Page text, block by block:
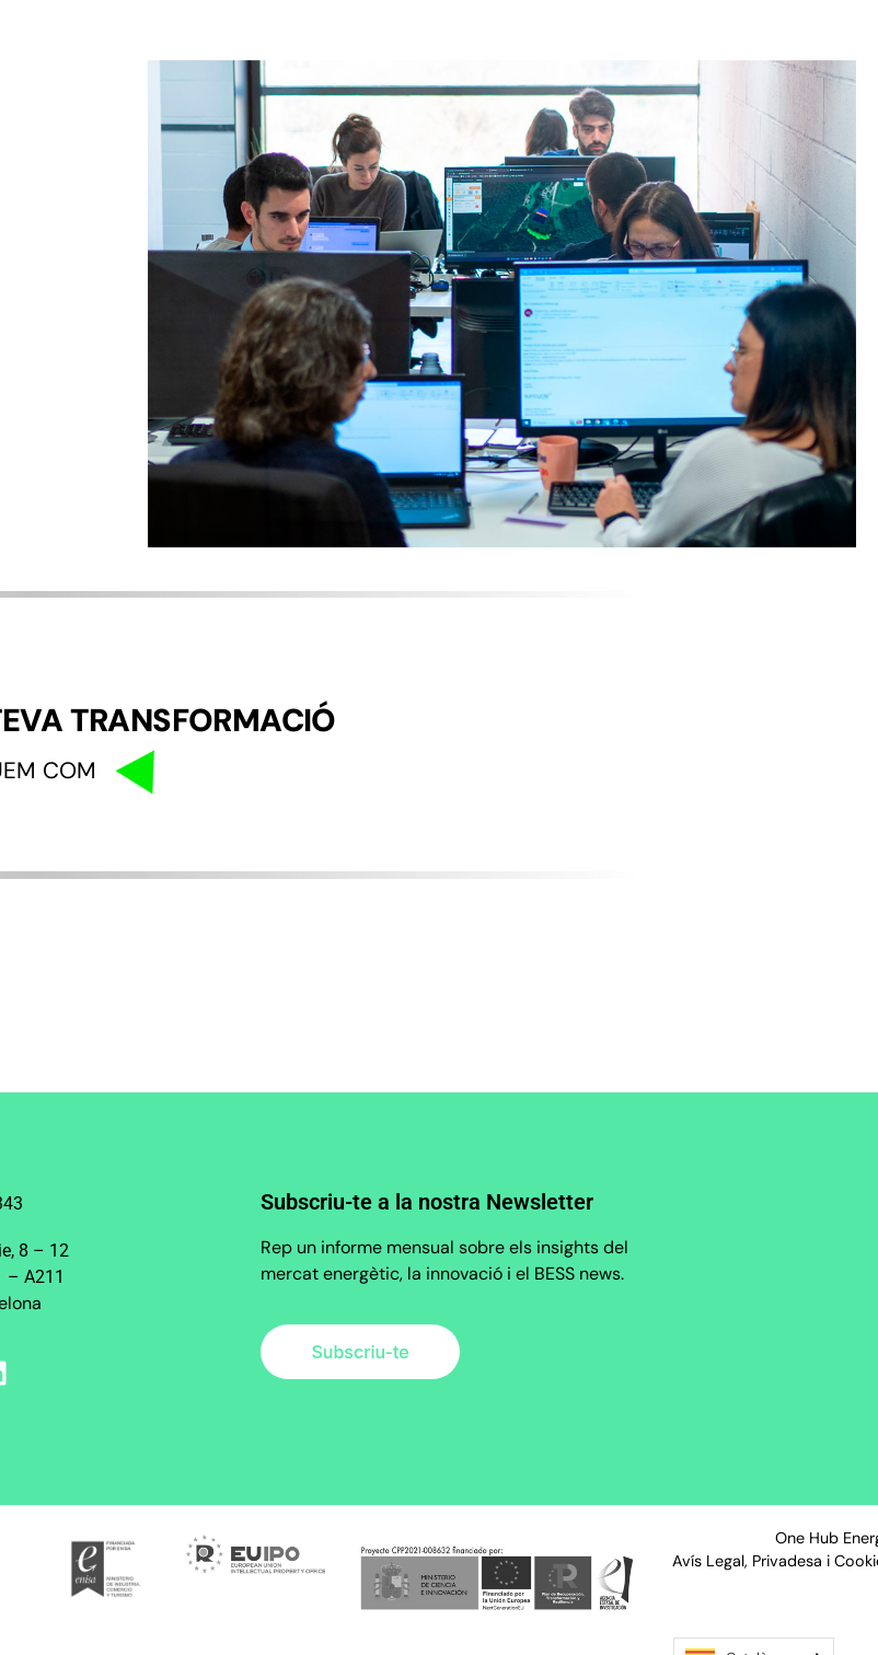
TRANSFORMACIÓ
COM
8 – 12
– A211
Subscriu-te a la nostra Newsletter
Rep un informe mensual sobre els insights del
mercat energètic, la innovació i el BESS news.
One Hub
Avís Legal, Privadesa i